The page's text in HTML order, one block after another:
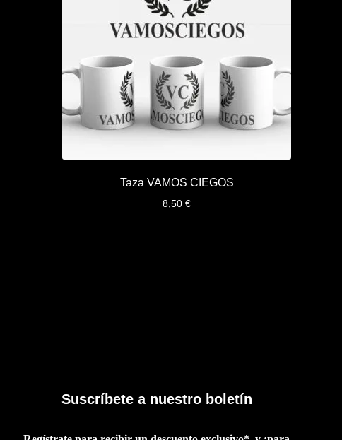
Taza VAMOS CIEGOS
8,50€
Suscríbete a nuestro boletín